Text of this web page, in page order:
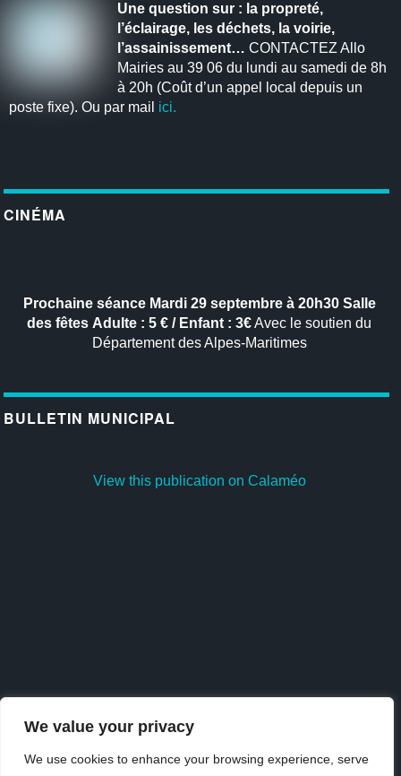
We value your privacy
We use cookies to enhance your browsing experience, serve
Une question sur : la propreté,
l’éclairage, les déchets, la voirie,
l’assainissement… CONTACTEZ Allo
Mairies au 39 06 du lundi au samedi de 8h
à 20h (Coût d’un appel local depuis un
poste fixe). Ou par mail ici.
CINÉMA
Prochaine séanceMardi 29 septembre à 20h30 Salle
des fêtes Adulte : 5 € / Enfant : 3€Avec le soutien du
Département des Alpes-Maritimes
BULLETIN MUNICIPAL
View this publication on Calaméo